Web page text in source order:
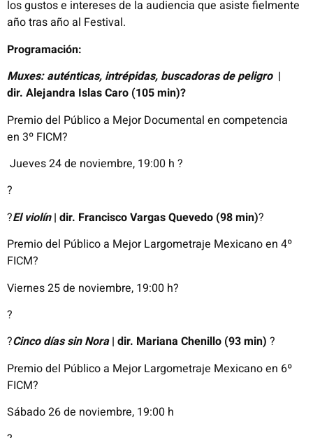
los gustos e intereses de la audiencia que asiste fielmente
año trasaño al Festival.
Programación:
Muxes: auténticas, intrépidas, buscadoras de peligro |
dir. Alejandra Islas Caro (105 min)?
Premio del Público a Mejor Documental en competencia
en 3º FICM?
Jueves 24 de noviembre, 19:00 h ?
?
?Elviolín| dir. Francisco Vargas Quevedo (98 min)?
Premio del Públicoa MejorLargometraje Mexicanoen 4º
FICM?
Viernes 25 de noviembre, 19:00 h?
?
?Cinco días sin Nora| dir. Mariana Chenillo (93 min) ?
Premio del Públicoa MejorLargometraje Mexicanoen 6º
FICM?
Sábado 26 de noviembre, 19:00 h